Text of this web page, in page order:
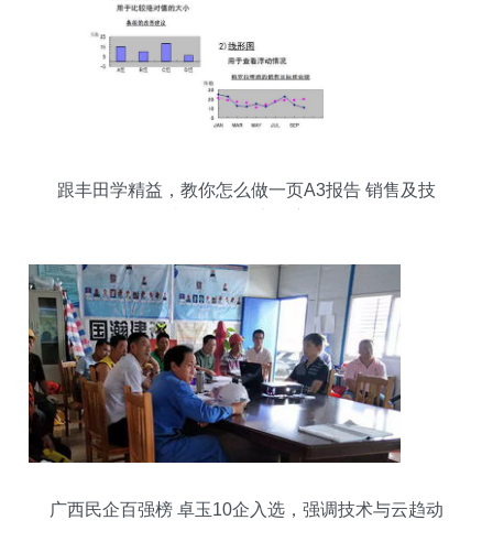
跟丰田学精益，教你怎么做一页A3报告 销售及技
广西民企百强榜 卓玉10企入选，强调技术与云趋动